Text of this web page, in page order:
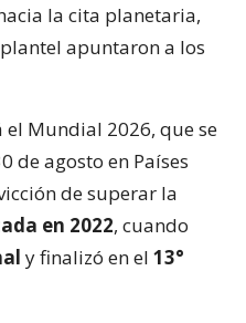
la cita planetaria,
apuntaron a los
Mundial 2026, que se
de agosto en Países
de superar la
en 2022, cuando
y finalizó en el 13°